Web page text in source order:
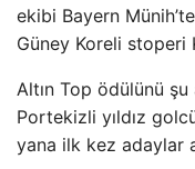
ekibi Bayern
Güney Koreli stoperi
Altın Top ödülünü
Portekizli yıldız
yana ilk kez adaylar